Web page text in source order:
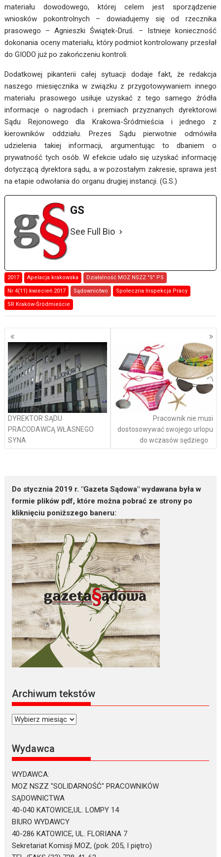
materiału dowodowego, której celem jest sporządzenie
wniosków pokontrolnych – dowiadujemy się od rzecznika
prasowego – Agnieszki Świątek-Druś. – Istnieje konieczność
dokonania oceny materiału, który podmiot kontrolowany przesłał
do GIODO już po zakończeniu kontroli.
Dodatkowej pikanterii całej sytuacji dodaje fakt, że redakcja
naszego miesięcznika w związku z przygotowywaniem innego
materiału prasowego usiłuje uzyskać z tego samego źródła
informacje o nagrodach i premiach przyznanych dyrektorowi
Sądu Rejonowego dla Krakowa-Śródmieścia i jednego z
kierowników oddziału. Prezes Sądu pierwotnie odmówiła
udzielenia takiej informacji, argumentując to dbaniem o
prywatność tych osób. W efekcie udało się uzyskać informację
dotyczącą dyrektora sądu, a w pozostałym zakresie, sprawa jest
na etapie odwołania do organu drugiej instancji. (G.S.)
GS
See Full Bio
2017 Apelacja krakowska Działalność MOZ NSZZ "S" PS
Nr 4(11) kwiecień 2017 Sądownictwo Społeczna Inspekcja Pracy
SR Kraków-Śródmieście
Nawigacja
po
wpisach
DYREKTOR SĄDU
PRACODAWCĄ WŁASNEGO
SYNA
Pracownik nie musi
dostosowywać swojego urlopu
do wczasów sędziego
Do stycznia 2019 r. "Gazeta Sądowa" wydawana była w
formie plików pdf, które można pobrać ze strony po
kliknięciu poniższego baneru:
Archiwum tekstów
Archiwum
Wydawca
WYDAWCA:
MOZ NSZZ "SOLIDARNOŚĆ" PRACOWNIKÓW
SĄDOWNICTWA
40-040 KATOWICE,UL. LOMPY 14
BIURO WYDAWCY
40-286 KATOWICE, UL. FLORIANA 7
Sekretariat Komisji MOZ, (pok. 205, I piętro)